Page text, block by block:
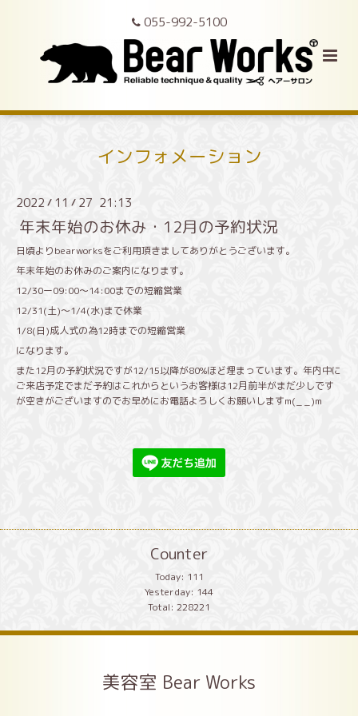
055-992-5100
インフォメーション
2022 / 11 / 27 21:13
年末年始のお休み・12月の予約状況
日頃よりbearworksをご利用頂きましてありがとうございます。
年末年始のお休みのご案内になります。
12/30ー09:00〜14:00までの短縮営業
12/31(土)〜1/4(水)まで休業
1/8(日)成人式の為12時までの短縮営業
になります。
また12月の予約状況ですが12/15以降が80%ほど埋まっています。年内中に
ご来店予定でまだ予約はこれからというお客様は12月前半がまだ少しです
が空きがございますのでお早めにお電話よろしくお願いしますm(_ _)m
Counter
Today: 111
Yesterday: 144
Total: 228221
美容室 Bear Works